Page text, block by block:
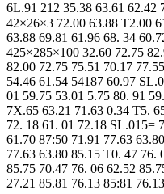
6L.91 212 35.38 63.61 62.42
42×26×3 72.00 63.88 T2.00
63.88 69.81 61.96 68. 34
425×285×100 32.60 72.75
82.00 72.75 75.51 70.17
54.46 61.54 54187 60.97
01 59.75 53.01 5.75 80. 91
7X.65 63.21 71.63 0.34 T5.
72. 18 61. 01 72.18 SL.015=
61.70 87:50 71.91 77.63
77.63 63.80 85.15 T0. 47 76.
85.75 70.47 76. 06 62.52
27.21 85.81 76.13 85:81